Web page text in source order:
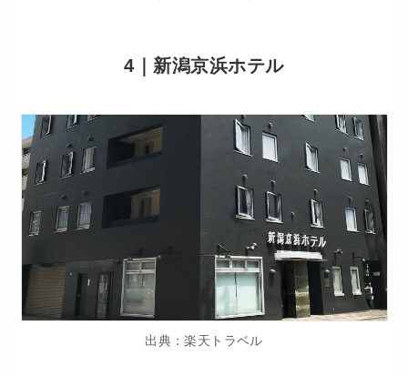
4｜新潟京浜ホテル
出典：楽天トラベル